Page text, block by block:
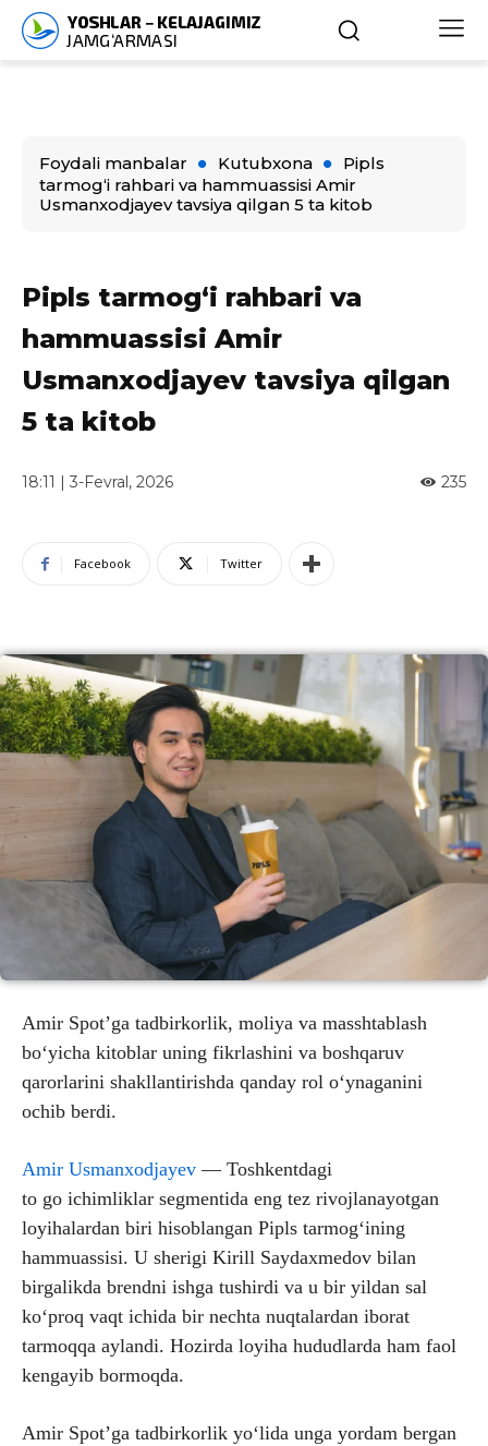
Foydali manbalar Kutubxona
Pipls
tarmog‘i rahbari va hammuassisi Amir
Usmanxodjayev tavsiya qilgan 5 ta kitob
Pipls tarmog‘i rahbari va
hammuassisi Amir
Usmanxodjayev tavsiya qilgan
5 ta kitob
18:11 | 3-Fevral, 2026 235
Facebook Twitter
Amir Spot’ga tadbirkorlik, moliya va masshtablash
bo‘yicha kitoblar uning fikrlashini va boshqaruv
qarorlarini shakllantirishda qanday rol o‘ynaganini
ochib berdi.
Amir Usmanxodjayev — Toshkentdagi
to go ichimliklar segmentida eng tez rivojlanayotgan
loyihalardan biri hisoblangan Pipls tarmog‘ining
hammuassisi. U sherigi Kirill Saydaxmedov bilan
birgalikda brendni ishga tushirdi va u bir yildan sal
ko‘proq vaqt ichida bir nechta nuqtalardan iborat
tarmoqqa aylandi. Hozirda loyiha hududlarda ham faol
kengayib bormoqda.
Amir Spot’ga tadbirkorlik yo‘lida unga yordam bergan